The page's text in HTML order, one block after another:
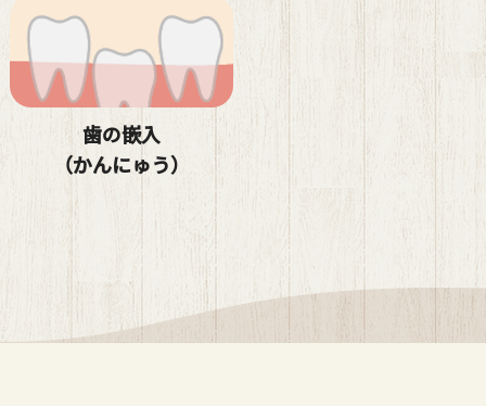
歯の嵌入
（かんにゅう）